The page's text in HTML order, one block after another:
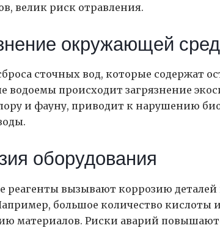
велик риск отравления.
окружающей
сточных вод, которые содержат
водоемы происходит загрязнение
и фауну, приводит к нарушению
оборудования
реагенты вызывают коррозию деталей
большое количество кислоты
материалов. Риски аварий